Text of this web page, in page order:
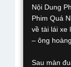
Nội Dung
Phim Quá
về tài lái xe
– ông
Sau màn